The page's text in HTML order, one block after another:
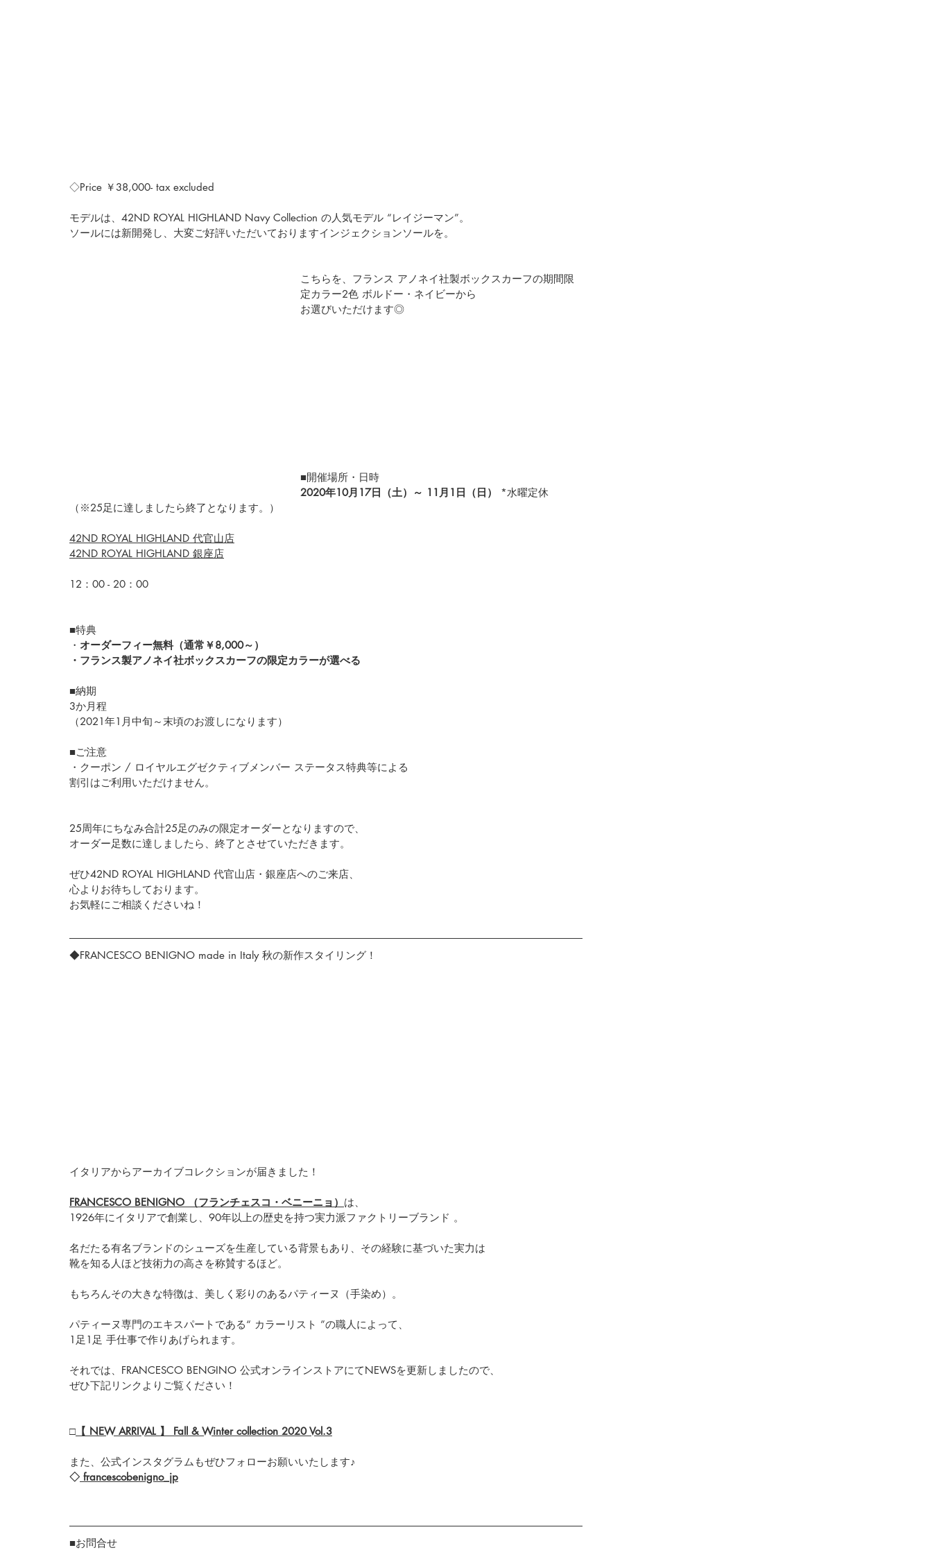
◇Price ￥38,000- tax excluded
モデルは、42ND ROYAL HIGHLAND Navy Collection の人気モデル “レイジーマン”。
ソールには新開発し、大変ご好評いただいておりますインジェクションソールを。
こちらを、フランス アノネイ社製ボックスカーフの期間限
定カラー2色 ボルドー・ネイビーから
お選びいただけます◎
■開催場所・日時
2020年10月17日（土）～ 11月1日（日）
*水曜定休
（※25足に達しましたら終了となります。）
42ND ROYAL HIGHLAND 代官山店
42ND ROYAL HIGHLAND 銀座店
12：00 - 20：00
■特典
・ オーダーフィー無料（通常￥8,000～）
・フランス製アノネイ社ボックスカーフの限定カラーが選べる
■納期
3か月程
（2021年1月中旬～末頃のお渡しになります）
■ご注意
・クーポン / ロイヤルエグゼクティブメンバー ステータス特典等による
割引はご利用いただけません。
25周年にちなみ合計25足のみの限定オーダーとなりますので、
オーダー足数に達しましたら、終了とさせていただきます。
ぜひ42ND ROYAL HIGHLAND 代官山店・銀座店へのご来店、
心よりお待ちしております。
お気軽にご相談くださいね！
◆FRANCESCO BENIGNO made in Italy 秋の新作スタイリング！
イタリアからアーカイブコレクションが届きました！
FRANCESCO BENIGNO （フランチェスコ・ベニーニョ） は、
1926年にイタリアで創業し、90年以上の歴史を持つ実力派ファクトリーブランド 。
名だたる有名ブランドのシューズを生産している背景もあり、その経験に基づいた実力は
靴を知る人ほど技術力の高さを称賛するほど。
もちろんその大きな特徴は、美しく彩りのあるパティーヌ（手染め）。
パティーヌ専門のエキスパートである“ カラーリスト ”の職人によって、
1足1足 手仕事で作りあげられます。
それでは、FRANCESCO BENGINO 公式オンラインストアにてNEWSを更新しましたので、
ぜひ下記リンクよりご覧ください！
□ 【 NEW ARRIVAL 】 Fall & Winter collection 2020 Vol.3
また、公式インスタグラムもぜひフォローお願いいたします♪
◇ francescobenigno_jp
■お問合せ